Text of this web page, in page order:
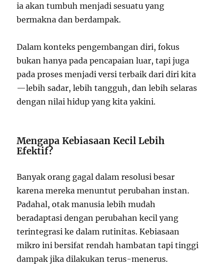
ia akan tumbuh menjadi sesuatu yang
bermakna dan berdampak.
Dalam konteks pengembangan diri, fokus
bukan hanya pada pencapaian luar, tapi juga
pada proses menjadi versi terbaik dari diri kita
—lebih sadar, lebih tangguh, dan lebih selaras
dengan nilai hidup yang kita yakini.
Mengapa Kebiasaan Kecil Lebih
Efektif?
Banyak orang gagal dalam resolusi besar
karena mereka menuntut perubahan instan.
Padahal, otak manusia lebih mudah
beradaptasi dengan perubahan kecil yang
terintegrasi ke dalam rutinitas. Kebiasaan
mikro ini bersifat rendah hambatan tapi tinggi
dampak jika dilakukan terus-menerus.